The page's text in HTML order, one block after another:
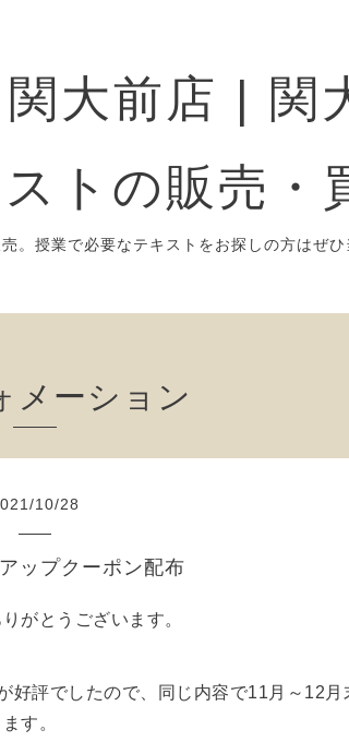
大前店 | 関
トの販売・
。授業で必要なテキストをお探しの方はぜひ
メーション
/10/28
ップクーポン配布
がとうございます。
好評でしたので、同じ内容で11月～12月
す。